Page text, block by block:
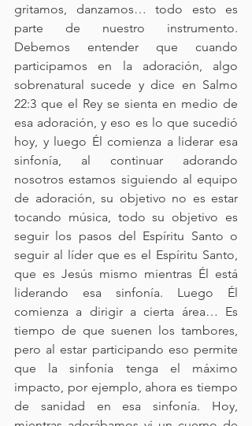
gritamos, danzamos… todo esto es
parte de nuestro instrumento.
Debemos entender que cuando
participamos en la adoración, algo
sobrenatural sucede y dice en Salmo
22:3 que el Rey se sienta en medio de
esa adoración, y eso es lo que sucedió
hoy, y luego Él comienza a liderar esa
sinfonía, al continuar adorando
nosotros estamos siguiendo al equipo
de adoración, su objetivo no es estar
tocando música, todo su objetivo es
seguir los pasos del Espíritu Santo o
seguir al líder que es el Espíritu Santo,
que es Jesús mismo mientras Él está
liderando esa sinfonía. Luego Él
comienza a dirigir a cierta área… Es
tiempo de que suenen los tambores,
pero al estar participando eso permite
que la sinfonía tenga el máximo
impacto, por ejemplo, ahora es tiempo
de sanidad en esa sinfonía. Hoy,